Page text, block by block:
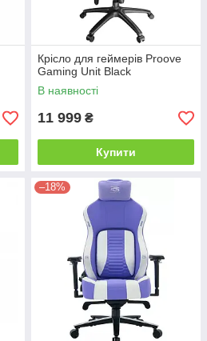
Крісло для геймерів Proove
Gaming Unit Black
В наявності
11 999 ₴
Купити
–18%